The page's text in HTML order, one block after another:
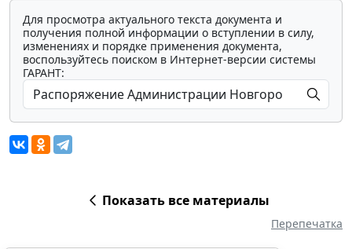
Для просмотра актуального текста документа и
получения полной информации о вступлении в силу,
изменениях и порядке применения документа,
воспользуйтесь поиском в Интернет-версии системы
ГАРАНТ:
Показать все материалы
Перепечатка